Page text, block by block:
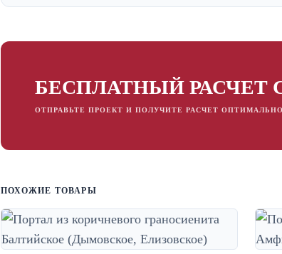
БЕСПЛАТНЫЙ
ОТПРАВЬТЕ ПРОЕКТ И ПОЛУЧИТЕ РАСЧЕТ
ПОХОЖИЕ ТОВАРЫ